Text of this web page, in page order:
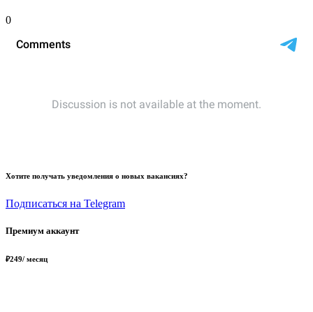
0
Хотите получать уведомления о новых вакансиях?
Подписаться на Telegram
Премиум аккаунт
₽249/ месяц